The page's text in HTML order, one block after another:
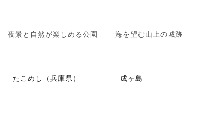
夜景と自然が楽しめる公園 海を望む山上の城跡
たこめし（兵庫県） 成ヶ島